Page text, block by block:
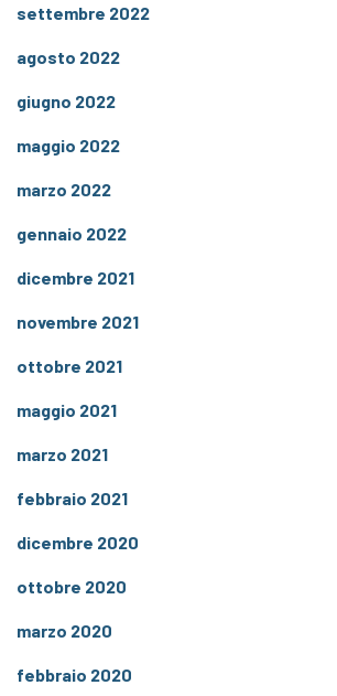
settembre 2022
agosto 2022
giugno 2022
maggio 2022
marzo 2022
gennaio 2022
dicembre 2021
novembre 2021
ottobre 2021
maggio 2021
marzo 2021
febbraio 2021
dicembre 2020
ottobre 2020
marzo 2020
febbraio 2020